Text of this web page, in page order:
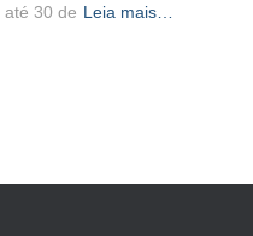
30 de Leia mais…